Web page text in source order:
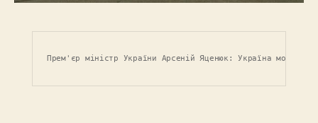
Прем'єр міністр України Арсеній Яценюк: Україна може